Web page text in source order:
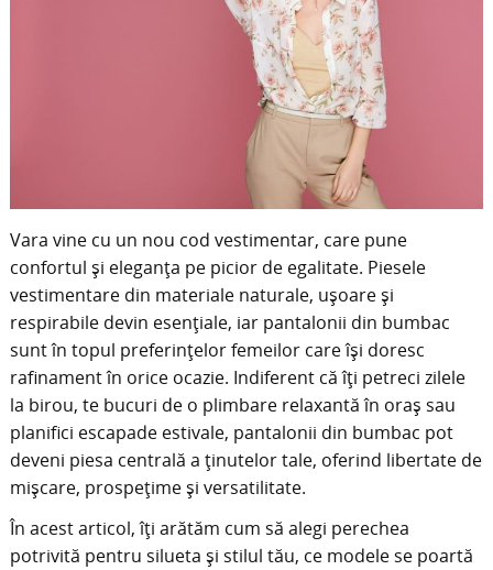
Vara vine cu un nou cod vestimentar, care pune
confortul și eleganța pe picior de egalitate. Piesele
vestimentare din materiale naturale, ușoare și
respirabile devin esențiale, iar pantalonii din bumbac
sunt în topul preferințelor femeilor care își doresc
rafinament în orice ocazie. Indiferent că îți petreci zilele
la birou, te bucuri de o plimbare relaxantă în oraș sau
planifici escapade estivale, pantalonii din bumbac pot
deveni piesa centrală a ținutelor tale, oferind libertate de
mișcare, prospețime și versatilitate.
În acest articol, îți arătăm cum să alegi perechea
potrivită pentru silueta și stilul tău, ce modele se poartă